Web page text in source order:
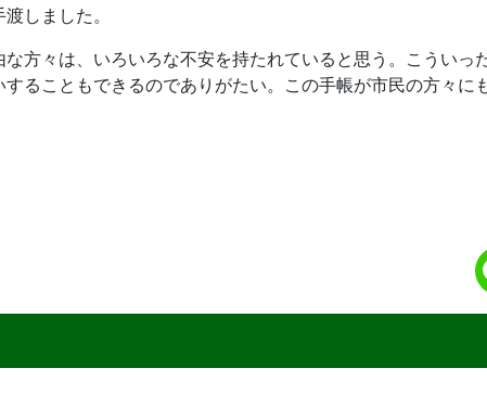
しました。
方々は、いろいろな不安を持たれていると思う。こういっ
ることもできるのでありがたい。この手帳が市民の方々に